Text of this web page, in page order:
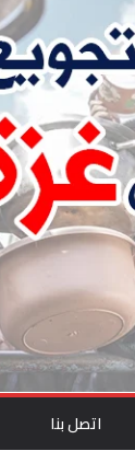
اتصل بنا